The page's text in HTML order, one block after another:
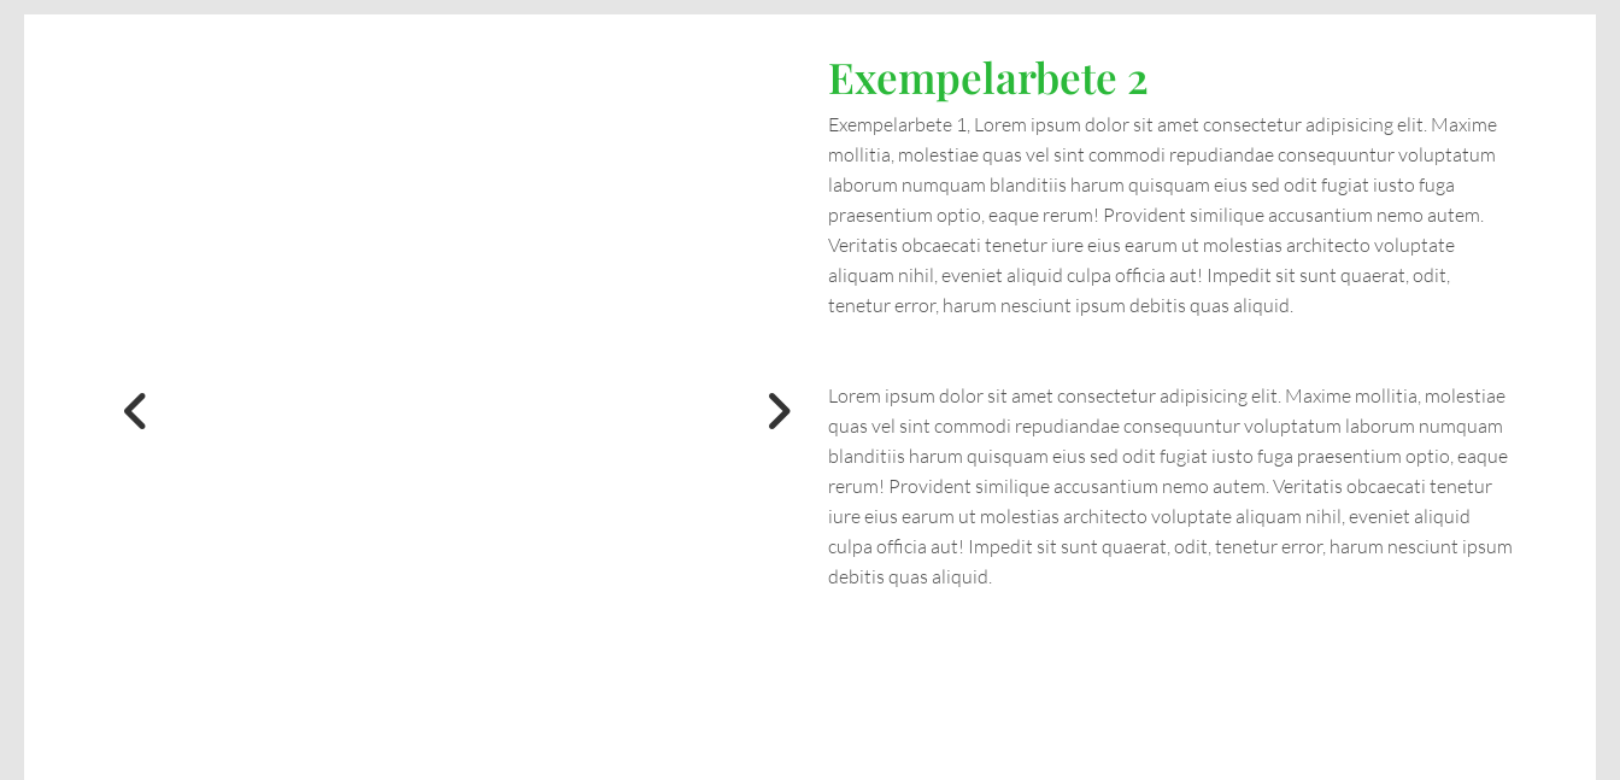
Exempelarbete 2
Exempelarbete 1, Lorem ipsum dolor sit amet consectetur adipisicing elit. Maxime
mollitia, molestiae quas vel sint commodi repudiandae consequuntur voluptatum
laborum numquam blanditiis harum quisquam eius sed odit fugiat iusto fuga
praesentium optio, eaque rerum! Provident similique accusantium nemo autem.
Veritatis obcaecati tenetur iure eius earum ut molestias architecto voluptate
aliquam nihil, eveniet aliquid culpa officia aut! Impedit sit sunt quaerat, odit,
tenetur error, harum nesciunt ipsum debitis quas aliquid.
Lorem ipsum dolor sit amet consectetur adipisicing elit. Maxime mollitia, molestiae
quas vel sint commodi repudiandae consequuntur voluptatum laborum numquam
blanditiis harum quisquam eius sed odit fugiat iusto fuga praesentium optio, eaque
rerum! Provident similique accusantium nemo autem. Veritatis obcaecati tenetur
iure eius earum ut molestias architecto voluptate aliquam nihil, eveniet aliquid
culpa officia aut! Impedit sit sunt quaerat, odit, tenetur error, harum nesciunt ipsum
debitis quas aliquid.